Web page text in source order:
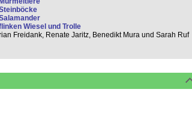
Wiesel und Trolle
Freidank, Renate Jaritz, Benedikt Mura und Sarah Ruf